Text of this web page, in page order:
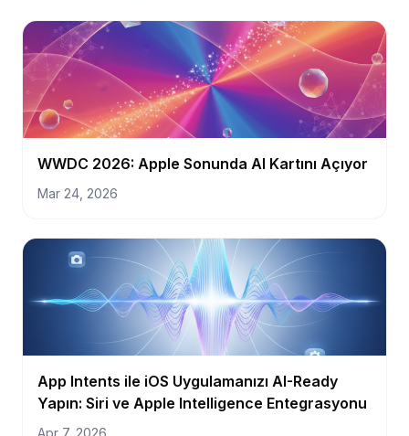
WWDC 2026: Apple Sonunda AI Kartını Açıyor
Mar 24, 2026
App Intents ile iOS Uygulamanızı AI-Ready
Yapın: Siri ve Apple Intelligence Entegrasyonu